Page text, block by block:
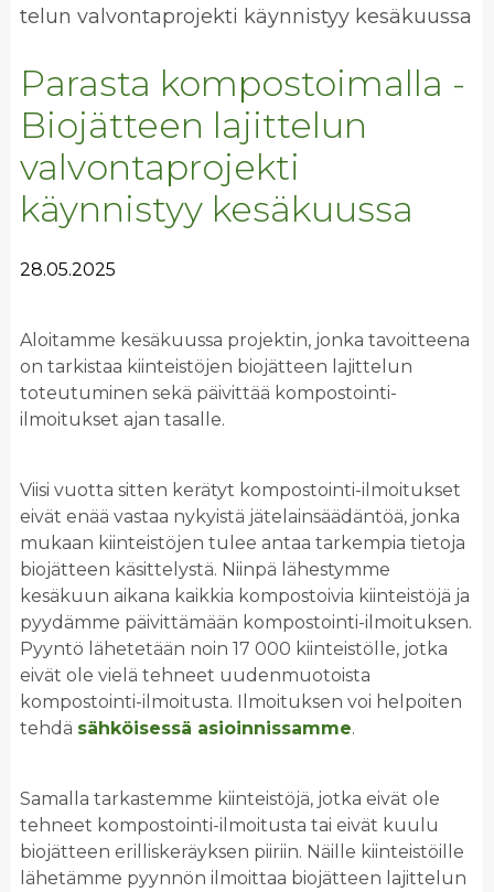
te­lun val­von­ta­pro­jek­ti käyn­nis­tyy ke­sä­kuus­sa
Parasta kompostoimalla -
Biojätteen lajittelun
valvontaprojekti
käynnistyy kesäkuussa
28.05.2025
Aloitamme kesäkuussa projektin, jonka tavoitteena
on tarkistaa kiinteistöjen biojätteen lajittelun
toteutuminen sekä päivittää kompostointi-
ilmoitukset ajan tasalle.
Viisi vuotta sitten kerätyt kompostointi-ilmoitukset
eivät enää vastaa nykyistä jätelainsäädäntöä, jonka
mukaan kiinteistöjen tulee antaa tarkempia tietoja
biojätteen käsittelystä. Niinpä lähestymme
kesäkuun aikana kaikkia kompostoivia kiinteistöjä ja
pyydämme päivittämään kompostointi-ilmoituksen.
Pyyntö lähetetään noin 17 000 kiinteistölle, jotka
eivät ole vielä tehneet uudenmuotoista
kompostointi-ilmoitusta. Ilmoituksen voi helpoiten
tehdä sähköisessä asioinnissamme.
Samalla tarkastemme kiinteistöjä, jotka eivät ole
tehneet kompostointi-ilmoitusta tai eivät kuulu
biojätteen erilliskeräyksen piiriin. Näille kiinteistöille
lähetämme pyynnön ilmoittaa biojätteen lajittelun